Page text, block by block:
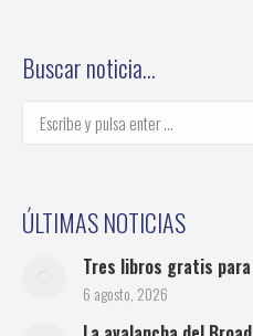
Buscar noticia…
Buscar:
ÚLTIMAS NOTICIAS
Tres libros gratis
6 agosto, 2026